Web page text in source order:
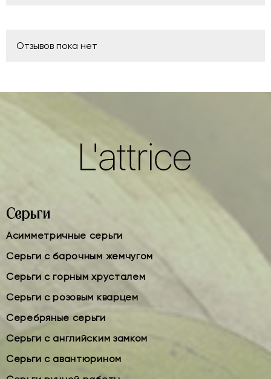
Отзывов пока нет
Серьги
Асимметричные серьги
Серьги с барочным жемчугом
Серьги с горным хрусталем
Серьги с розовым кварцем
Серебряные серьги
Серьги с английским замком
Серьги с авантюрином